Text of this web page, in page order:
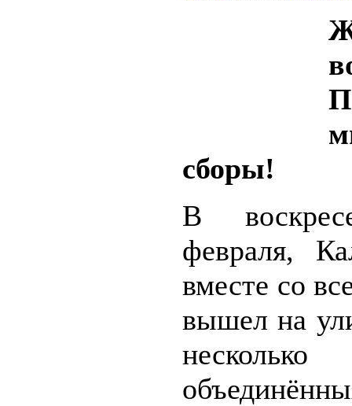
сборы!
В
февраля,
вместе со
вышел на
несколько